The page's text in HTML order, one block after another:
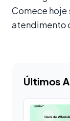
Comece hoje
atendimento
Últimos